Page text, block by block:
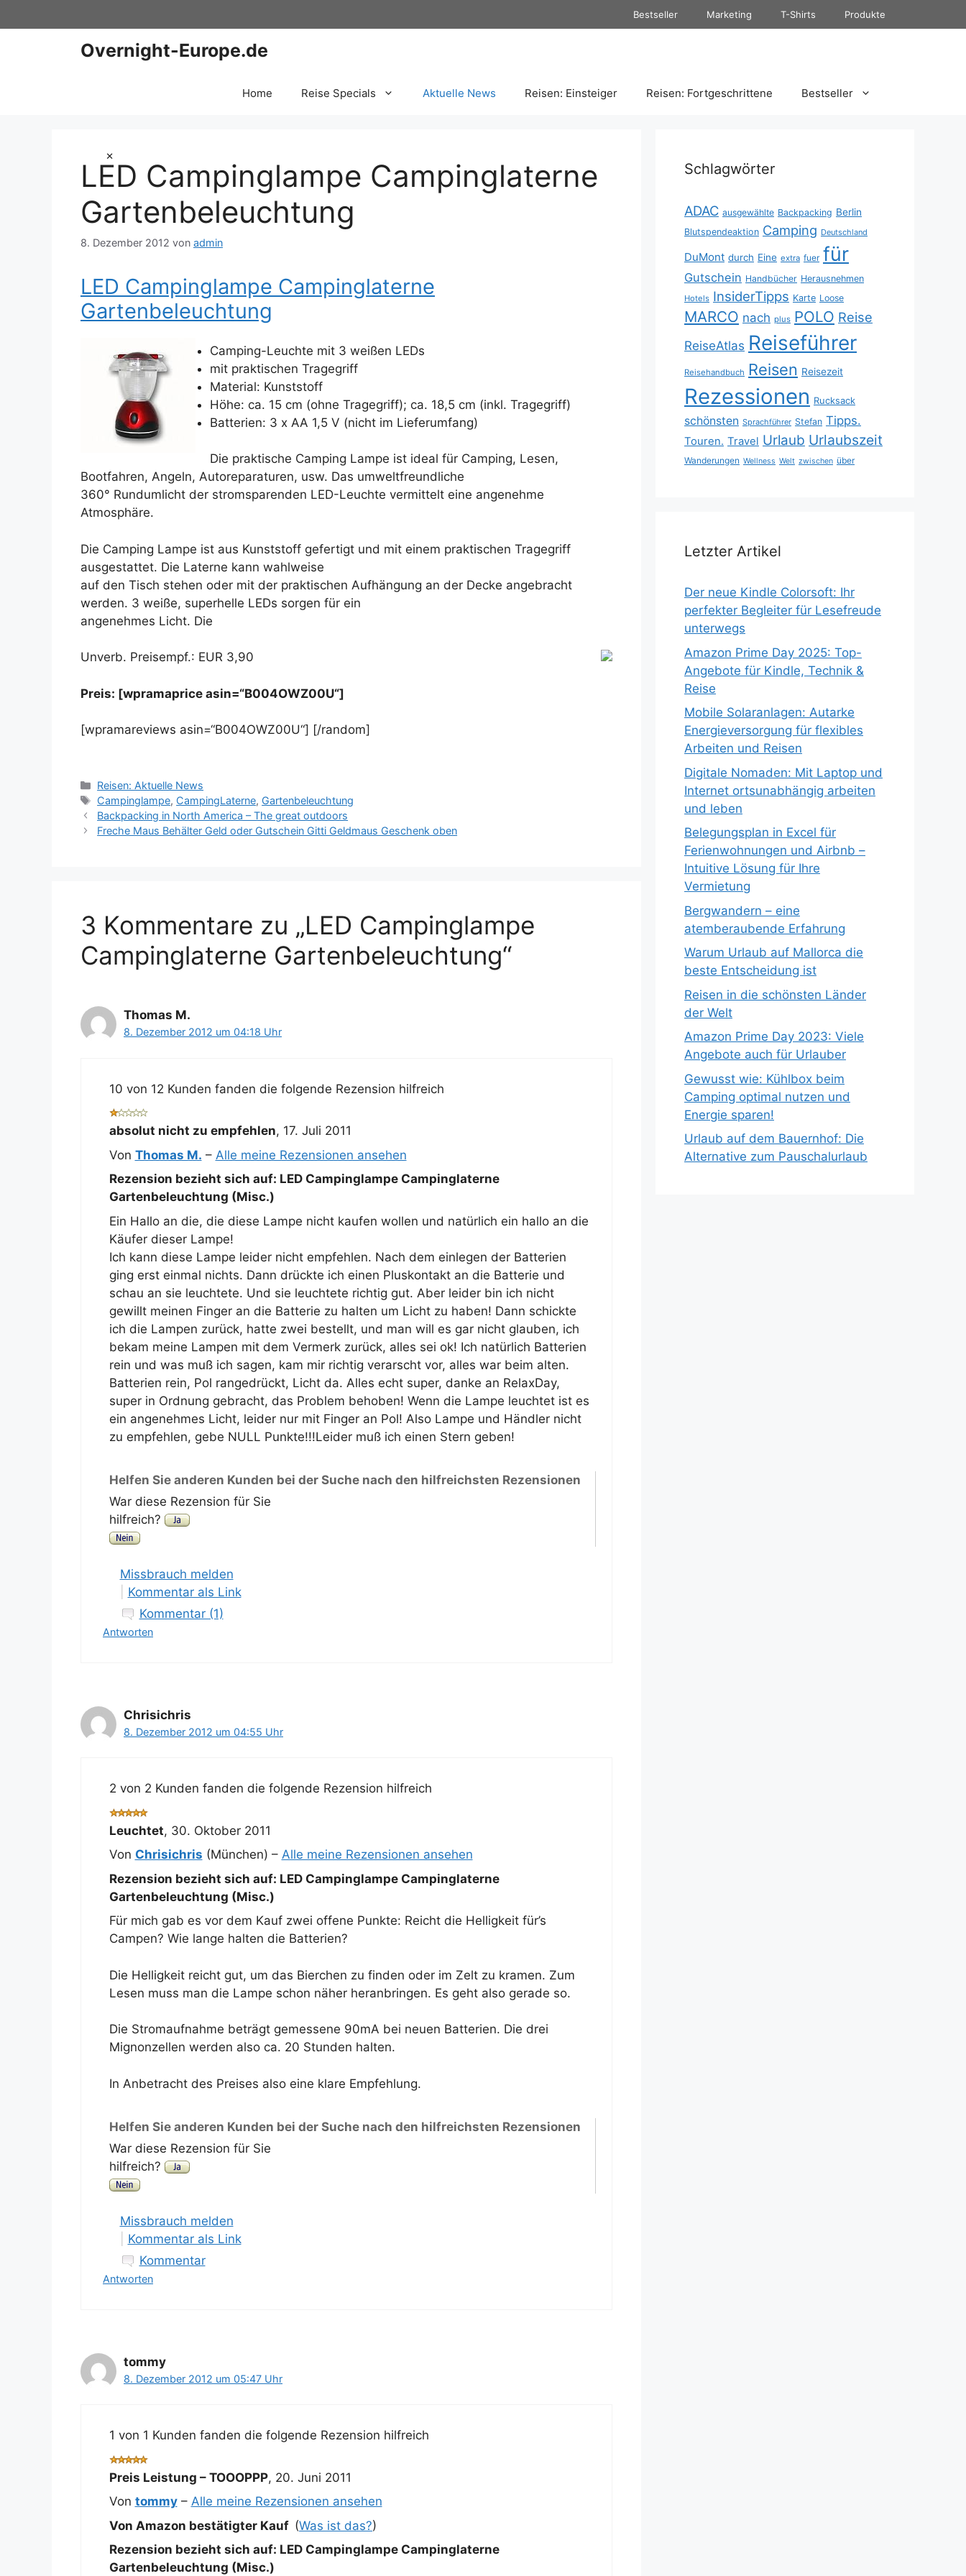
×
Inhalt
Bestseller Marketing T-Shirts Produkte
Overnight-Europe.de
Home Reise Specials Aktuelle News Reisen: Einsteiger Reisen: Fortgeschrittene Bestseller
LED Campinglampe Campinglaterne
Gartenbeleuchtung
8. Dezember 2012 von admin
LED Campinglampe Campinglaterne
Gartenbeleuchtung
Camping-Leuchte mit 3 weißen LEDs
mit praktischen Tragegriff
Material: Kunststoff
Höhe: ca. 15 cm (ohne Tragegriff); ca. 18,5 cm (inkl. Tragegriff)
Batterien: 3 x AA 1,5 V (nicht im Lieferumfang)
Die praktische Camping Lampe ist ideal für Camping, Lesen,
Bootfahren, Angeln, Autoreparaturen, usw. Das umweltfreundliche
360° Rundumlicht der stromsparenden LED-Leuchte vermittelt eine angenehme
Atmosphäre.
Die Camping Lampe ist aus Kunststoff gefertigt und mit einem praktischen Tragegriff
ausgestattet. Die Laterne kann wahlweise
auf den Tisch stehen oder mit der praktischen Aufhängung an der Decke angebracht
werden. 3 weiße, superhelle LEDs sorgen für ein
angenehmes Licht. Die
Unverb. Preisempf.: EUR 3,90
Preis: [wpramaprice asin=“B004OWZ00U“]
[wpramareviews asin=“B004OWZ00U“] [/random]
Kategorien
Reisen: Aktuelle News
Schlagwörter
Campinglampe, CampingLaterne, Gartenbeleuchtung
Backpacking in North America – The great outdoors
Freche Maus Behälter Geld oder Gutschein Gitti Geldmaus Geschenk oben
3 Kommentare zu „LED Campinglampe
Campinglaterne Gartenbeleuchtung“
Thomas M.
8. Dezember 2012 um 04:18 Uhr
10 von 12 Kunden fanden die folgende Rezension hilfreich
absolut nicht zu empfehlen, 17. Juli 2011
Von Thomas M. – Alle meine Rezensionen ansehen
Rezension bezieht sich auf: LED Campinglampe Campinglaterne
Gartenbeleuchtung (Misc.)
Ein Hallo an die, die diese Lampe nicht kaufen wollen und natürlich ein hallo an die
Käufer dieser Lampe!
Ich kann diese Lampe leider nicht empfehlen. Nach dem einlegen der Batterien
ging erst einmal nichts. Dann drückte ich einen Pluskontakt an die Batterie und
schau an sie leuchtete. Und sie leuchtete richtig gut. Aber leider bin ich nicht
gewillt meinen Finger an die Batterie zu halten um Licht zu haben! Dann schickte
ich die Lampen zurück, hatte zwei bestellt, und man will es gar nicht glauben, ich
bekam meine Lampen mit dem Vermerk zurück, alles sei ok! Ich natürlich Batterien
rein und was muß ich sagen, kam mir richtig verarscht vor, alles war beim alten.
Batterien rein, Pol rangedrückt, Licht da. Alles echt super, danke an RelaxDay,
super in Ordnung gebracht, das Problem behoben! Wenn die Lampe leuchtet ist es
ein angenehmes Licht, leider nur mit Finger an Pol! Also Lampe und Händler nicht
zu empfehlen, gebe NULL Punkte!!!Leider muß ich einen Stern geben!
Helfen Sie anderen Kunden bei der Suche nach den hilfreichsten Rezensionen
War diese Rezension für Sie
hilfreich?
Missbrauch melden
Kommentar als Link
Kommentar (1)
Antworten
Chrisichris
8. Dezember 2012 um 04:55 Uhr
2 von 2 Kunden fanden die folgende Rezension hilfreich
Leuchtet, 30. Oktober 2011
Von Chrisichris (München) – Alle meine Rezensionen ansehen
Rezension bezieht sich auf: LED Campinglampe Campinglaterne
Gartenbeleuchtung (Misc.)
Für mich gab es vor dem Kauf zwei offene Punkte: Reicht die Helligkeit für’s
Campen? Wie lange halten die Batterien?
Die Helligkeit reicht gut, um das Bierchen zu finden oder im Zelt zu kramen. Zum
Lesen muss man die Lampe schon näher heranbringen. Es geht also gerade so.
Die Stromaufnahme beträgt gemessene 90mA bei neuen Batterien. Die drei
Mignonzellen werden also ca. 20 Stunden halten.
In Anbetracht des Preises also eine klare Empfehlung.
Helfen Sie anderen Kunden bei der Suche nach den hilfreichsten Rezensionen
War diese Rezension für Sie
hilfreich?
Missbrauch melden
Kommentar als Link
Kommentar
Antworten
tommy
8. Dezember 2012 um 05:47 Uhr
1 von 1 Kunden fanden die folgende Rezension hilfreich
Preis Leistung – TOOOPPP, 20. Juni 2011
Von tommy– Alle meine Rezensionen ansehen
Von Amazon bestätigter Kauf (Was ist das?)
Rezension bezieht sich auf: LED Campinglampe Campinglaterne
Gartenbeleuchtung (Misc.)
Schlagwörter
ADAC ausgewählte Backpacking Berlin
Blutspendeaktion Camping Deutschland
DuMont durch Eine extra fuer für
Gutschein Handbücher Herausnehmen
Hotels InsiderTipps Karte Loose
MARCO nach plus POLO Reise
ReiseAtlas Reiseführer
Reisehandbuch Reisen Reisezeit
Rezessionen Rucksack
schönsten Sprachführer Stefan Tipps.
Touren. Travel Urlaub Urlaubszeit
Wanderungen Wellness Welt zwischen über
Letzter Artikel
Der neue Kindle Colorsoft: Ihr
perfekter Begleiter für Lesefreude
unterwegs
Amazon Prime Day 2025: Top-
Angebote für Kindle, Technik &
Reise
Mobile Solaranlagen: Autarke
Energieversorgung für flexibles
Arbeiten und Reisen
Digitale Nomaden: Mit Laptop und
Internet ortsunabhängig arbeiten
und leben
Belegungsplan in Excel für
Ferienwohnungen und Airbnb –
Intuitive Lösung für Ihre
Vermietung
Bergwandern – eine
atemberaubende Erfahrung
Warum Urlaub auf Mallorca die
beste Entscheidung ist
Reisen in die schönsten Länder
der Welt
Amazon Prime Day 2023: Viele
Angebote auch für Urlauber
Gewusst wie: Kühlbox beim
Camping optimal nutzen und
Energie sparen!
Urlaub auf dem Bauernhof: Die
Alternative zum Pauschalurlaub